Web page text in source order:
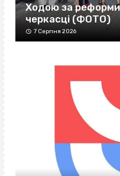
Ходою за реформи
черкасці (ФОТО)
7 Серпня 2026